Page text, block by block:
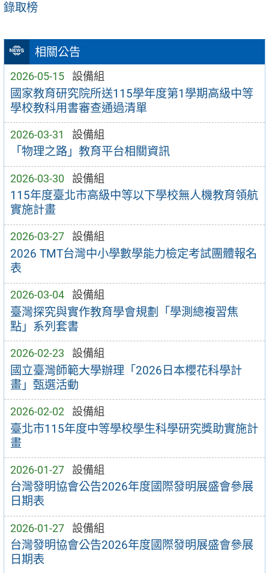
相關公告
2026-05-15 設備組
國家教育研究院所送115學年度第1學期高級中等
學校教科用書審查通過清單
2026-03-31 設備組
「物理之路」教育平台相關資訊
2026-03-30 設備組
115年度臺北市高級中等以下學校無人機教育領航
實施計畫
2026-03-27 設備組
2026 TMT台灣中小學數學能力檢定考試團體報名
表
2026-03-04 設備組
臺灣探究與實作教育學會規劃「學測總複習焦
點」系列套書
2026-02-23 設備組
國立臺灣師範大學辦理「2026日本櫻花科學計
畫」甄選活動
2026-02-02 設備組
臺北市115年度中等學校學生科學研究獎助實施計
畫
2026-01-27 設備組
台灣發明協會公告2026年度國際發明展盛會參展
日期表
2026-01-27 設備組
台灣發明協會公告2026年度國際發明展盛會參展
日期表
錄取榜